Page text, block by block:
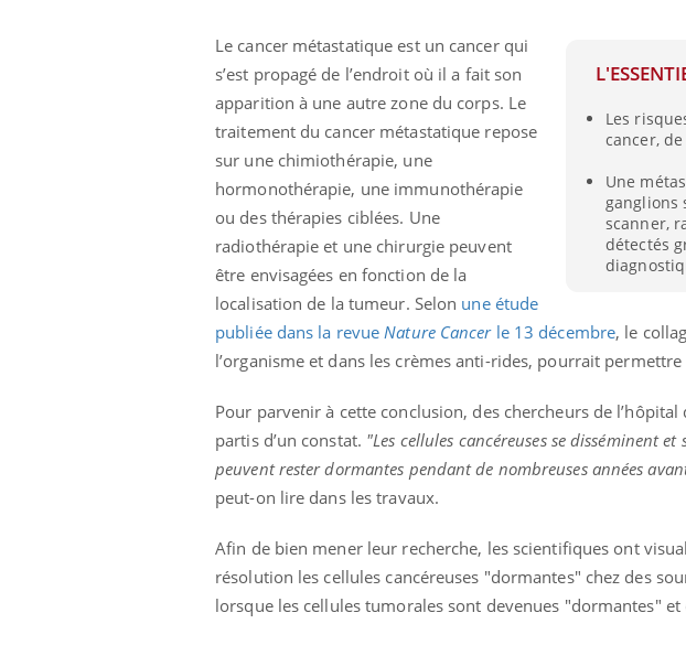
Les
cancer,
Une
ganglions
scanner,
détectés
Le cancer métastatique est un cancer qui
s’est propagé de l’endroit où il a fait son
apparition à une autre zone du corps. Le
traitement du cancer métastatique repose
sur une chimiothérapie, une
hormonothérapie, une immunothérapie
ou des thérapies ciblées. Une
radiothérapie et une chirurgie peuvent
être envisagées en fonction de la
localisation de la tumeur. Selon une étude
publiée dans la revueNature Cancerle 13 décembre, le
l’organisme et dans les crèmes anti-rides, pourrait
Pour parvenir à cette conclusion, des chercheurs de
partis d’un constat. "Les cellules cancéreuses se disséminent
peuvent rester dormantes pendant de nombreuses années
peut-on lire dans les travaux.
Afin de bien mener leur recherche, les scientifiques ont
résolution les cellules cancéreuses "dormantes" chez des
lorsque les cellules tumorales sont devenues "dormantes"
questions sur la maladie d'un proche c'est carence en fer sont multiples
...